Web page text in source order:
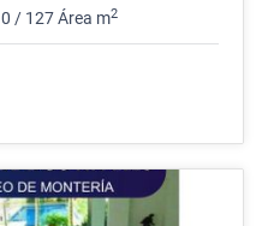
0 / 127 Área m2